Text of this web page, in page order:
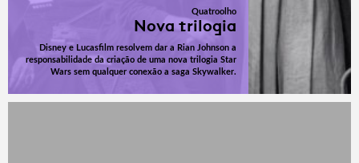
Quatroolho
Nova trilogia
Disney e Lucasfilm resolvem dar a Rian Johnson a
responsabilidade da criação de uma nova trilogia Star
Wars sem qualquer conexão a saga Skywalker.